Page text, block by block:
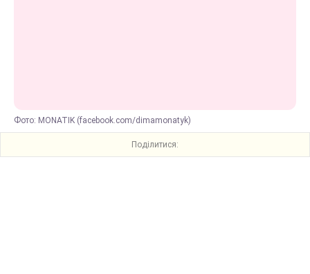
Фото: MONATIK (facebook.com/dimamonatyk)
Поділитися: